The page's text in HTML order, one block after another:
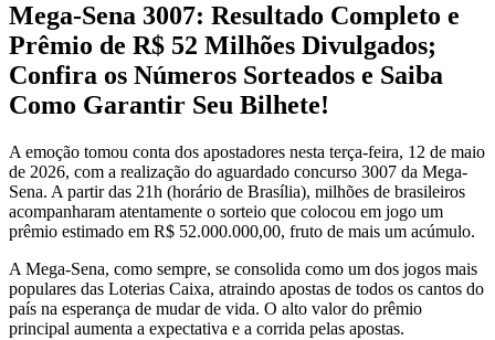
Mega-Sena 3007: Resultado Completo e
Prêmio de R$ 52 Milhões Divulgados;
Confira os Números Sorteados e Saiba
Como Garantir Seu Bilhete!
A emoção tomou conta dos apostadores nesta terça-feira, 12 de maio
de 2026, com a realização do aguardado concurso 3007 da Mega-
Sena. A partir das 21h (horário de Brasília), milhões de brasileiros
acompanharam atentamente o sorteio que colocou em jogo um
prêmio estimado em R$ 52.000.000,00, fruto de mais um acúmulo.
A Mega-Sena, como sempre, se consolida como um dos jogos mais
populares das Loterias Caixa, atraindo apostas de todos os cantos do
país na esperança de mudar de vida. O alto valor do prêmio
principal aumenta a expectativa e a corrida pelas apostas.